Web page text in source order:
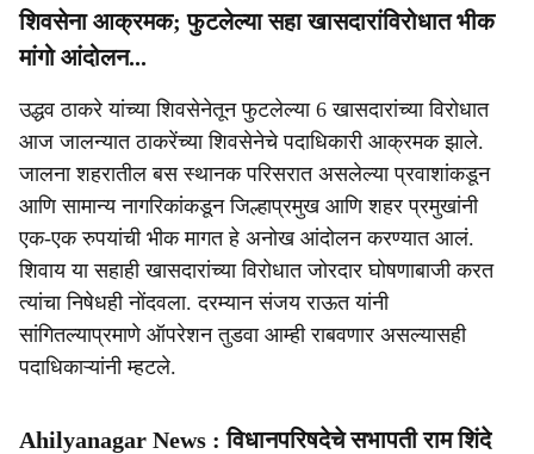
शिवसेना आक्रमक; फुटलेल्या सहा खासदारांविरोधात भीक
मांगो आंदोलन...
उद्धव ठाकरे यांच्या शिवसेनेतून फुटलेल्या 6 खासदारांच्या विरोधात
आज जालन्यात ठाकरेंच्या शिवसेनेचे पदाधिकारी आक्रमक झाले.
जालना शहरातील बस स्थानक परिसरात असलेल्या प्रवाशांकडून
आणि सामान्य नागरिकांकडून जिल्हाप्रमुख आणि शहर प्रमुखांनी
एक-एक रुपयांची भीक मागत हे अनोख आंदोलन करण्यात आलं.
शिवाय या सहाही खासदारांच्या विरोधात जोरदार घोषणाबाजी करत
त्यांचा निषेधही नोंदवला. दरम्यान संजय राऊत यांनी
सांगितल्याप्रमाणे ऑपरेशन तुडवा आम्ही राबवणार असल्यासही
पदाधिकाऱ्यांनी म्हटले.
Ahilyanagar News : विधानपरिषदेचे सभापती राम शिंदे